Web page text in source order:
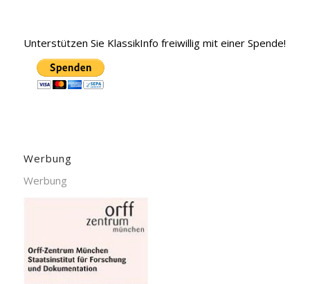
Unterstützen Sie KlassikInfo freiwillig mit einer Spende!
Werbung
Werbung